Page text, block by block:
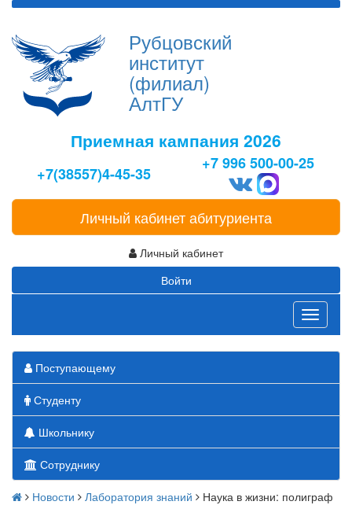
Рубцовский
институт
(филиал)
АлтГУ
Приемная кампания 2026
+7(38557)4-45-35
+7 996 500-00-25
Личный кабинет абитуриента
Личный кабинет
Войти
Toggle
Поступающему
Студенту
Школьнику
Сотруднику
Новости Лаборатория знаний Наука в жизни: полиграф